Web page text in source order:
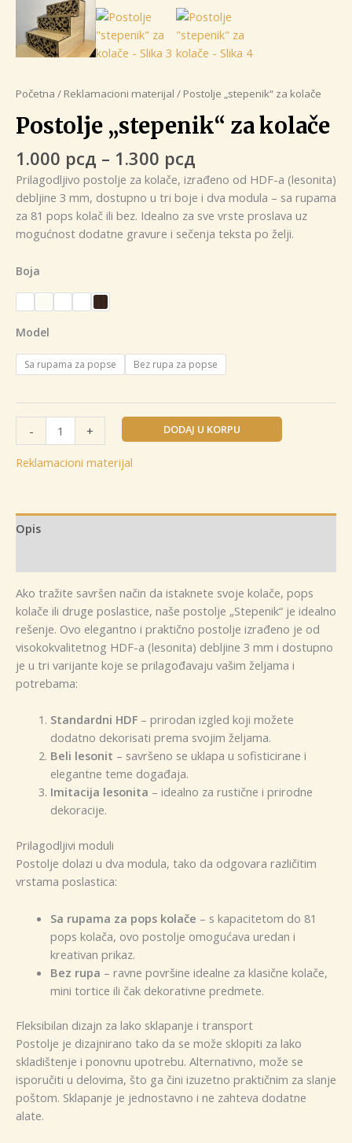
Početna / Reklamacioni materijal / Postolje „stepenik“ za kolače
Postolje „stepenik“ za kolače
1.000 рсд – 1.300 рсд
cena:
od
1.000 рсд
do
1.300 рсд
Prilagodljivo postolje za kolače, izrađeno od HDF-a (lesonita)
debljine 3 mm, dostupno u tri boje i dva modula – sa rupama
za 81 pops kolač ili bez. Idealno za sve vrste proslava uz
mogućnost dodatne gravure i sečenja teksta po želji.
Boja
Model
Sa rupama za popse Bez rupa za popse
-
"stepenik"
za
+ DODAJ U KORPU
Reklamacioni materijal
Opis
Ako tražite savršen način da istaknete svoje kolače, pops
kolače ili druge poslastice, naše postolje „Stepenik“ je idealno
rešenje. Ovo elegantno i praktično postolje izrađeno je od
visokokvalitetnog HDF-a (lesonita) debljine 3 mm i dostupno
je u tri varijante koje se prilagođavaju vašim željama i
potrebama:
Standardni HDF– prirodan izgled koji možete
dodatno dekorisati prema svojim željama.
Beli lesonit – savršeno se uklapa u sofisticirane i
elegantne teme događaja.
Imitacija lesonita – idealno za rustične i prirodne
dekoracije.
Prilagodljivi moduli
Postolje dolazi u dva modula, tako da odgovara različitim
vrstama poslastica:
Sa rupama za pops kolače – s kapacitetom do 81
pops kolača, ovo postolje omogućava uredan i
kreativan prikaz.
Bez rupa – ravne površine idealne za klasične kolače,
mini tortice ili čak dekorativne predmete.
Fleksibilan dizajn za lako sklapanje i transport
Postolje je dizajnirano tako da se može sklopiti za lako
skladištenje i ponovnu upotrebu. Alternativno, može se
isporučiti u delovima, što ga čini izuzetno praktičnim za slanje
poštom. Sklapanje je jednostavno i ne zahteva dodatne
alate.